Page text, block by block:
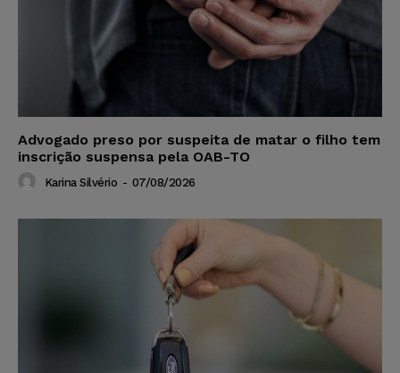
Advogado preso por suspeita de matar o filho tem
inscrição suspensa pela OAB-TO
Karina Silvério - 07/08/2026